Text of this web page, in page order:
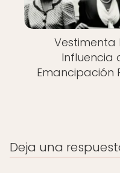
Vestimenta
Influencia
Emancipación
Deja una